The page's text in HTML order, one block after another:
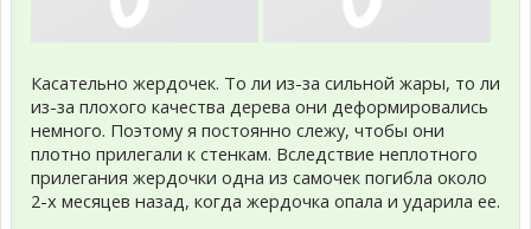
Касательно жердочек. То ли из-за сильной жары, то ли
из-за плохого качества дерева они деформировались
немного. Поэтому я постоянно слежу, чтобы они
плотно прилегали к стенкам. Вследствие неплотного
прилегания жердочки одна из самочек погибла около
2-х месяцев назад, когда жердочка опала и ударила ее.